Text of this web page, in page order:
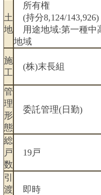
土
地
所有権
(持分8,124/143,926)
用途地域:第一種中
地域
施
工
(株)末長組
管
理
形
態
委託管理(日勤)
総
戸
数
19戸
引
渡
即時